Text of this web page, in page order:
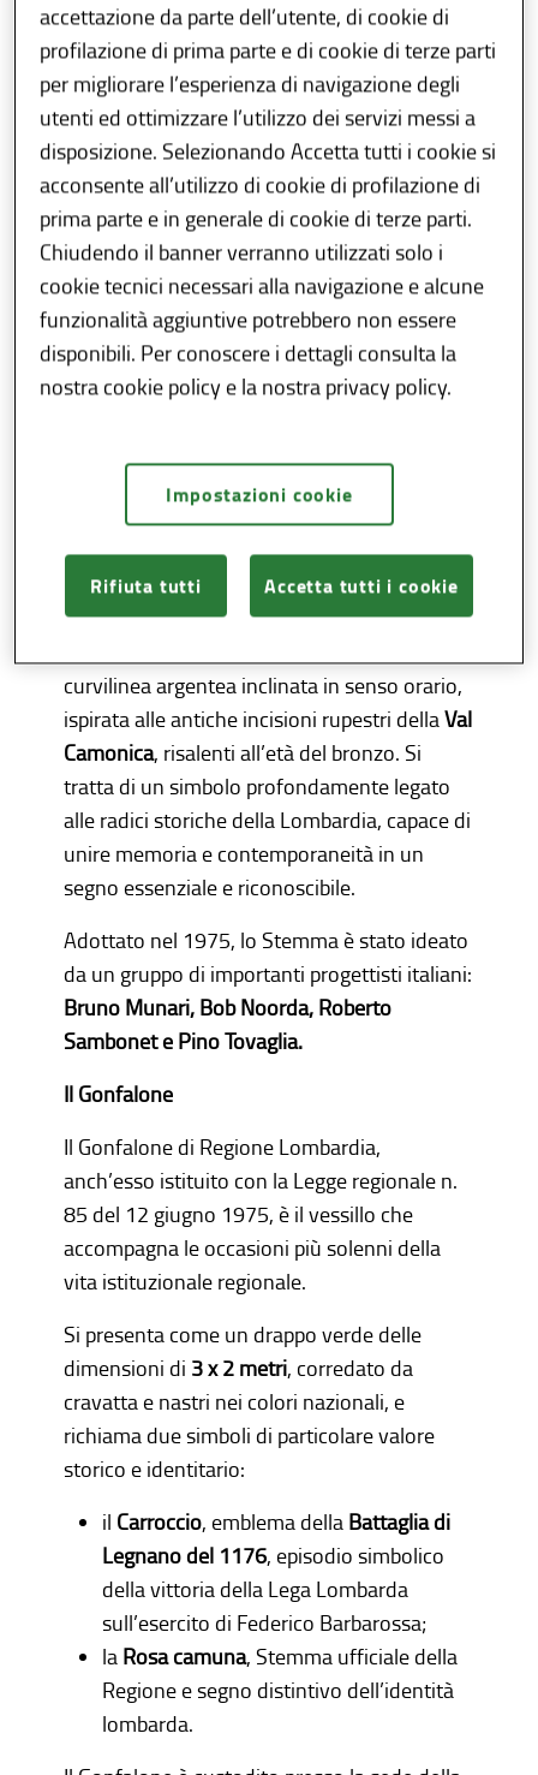
I simboli ufficiali di
Regione Lombardia:
Stemma, Gonfalone e
Bandiera
LoStemma, ilGonfalonee laBandierasono i
simboli ufficiali di Regione Lombardia.
Rappresentano l’identità istituzionale
dell’Ente e raccontano, attraverso forme e
segni distintivi, la storia, la cultura e il senso
Lo Stemma di Regione Lombardia è stato
istituito con laLegge regionale n. 85 del 12
giugno 1975.
curvilinea argentea inclinata in senso orario,
ispirata alle antiche incisioni rupestri dellaVal
Camonica, risalenti all’età del bronzo. Si
tratta di un simbolo profondamente legato
alle radici storiche della Lombardia, capace di
unire memoria e contemporaneità in un
segno essenziale e riconoscibile.
Adottato nel 1975, lo Stemma è stato ideato
da un gruppo di importanti progettisti italiani:
Bruno Munari, Bob Noorda, Roberto
Sambonet e Pino Tovaglia.
Il Gonfalone
Il Gonfalone di Regione Lombardia,
anch’esso istituito con la Legge regionale n.
85 del 12 giugno 1975, è il vessillo che
accompagna le occasioni più solenni della
vita istituzionale regionale.
Si presenta come un drappo verde delle
dimensioni di 3 x 2 metri, corredato da
cravatta e nastri nei colori nazionali, e
richiama due simboli di particolare valore
storico e identitario:
il Carroccio, emblema della Battaglia di
Legnano del 1176, episodio simbolico
della vittoria della Lega Lombarda
sull’esercito di Federico Barbarossa;
la Rosa camuna, Stemma ufficiale della
Regione e segno distintivo dell’identità
lombarda.
accettazione da parte dell’utente, di cookie di
profilazione di prima parte e di cookie di terze parti
per migliorare l’esperienza di navigazione degli
utenti ed ottimizzare l’utilizzo dei servizi messi a
disposizione. Selezionando Accetta tutti i cookie si
acconsente all’utilizzo di cookie di profilazione di
prima parte e in generale di cookie di terze parti.
Chiudendo il banner verranno utilizzati solo i
cookie tecnici necessari alla navigazione e alcune
funzionalità aggiuntive potrebbero non essere
disponibili. Per conoscere i dettagli consulta la
nostra cookie policy e la nostra privacy policy.
Impostazioni cookie
Rifiuta tutti Accetta tutti i cookie